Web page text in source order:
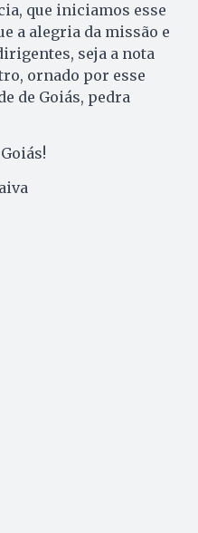
que iniciamos esse
a alegria da missão e
seja a nota
ornado por esse
de Goiás, pedra